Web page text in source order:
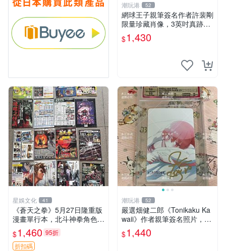
潮玩港 52
網球王子親筆簽名作者許裴剛
限量珍藏肖像，3英吋真跡收
藏品 面簽照片 作者原圖 網球
王子 許裴剛 真跡肖像
$1,430
星娛文化 41
《蒼天之拳》5月27日隆重版
漫畫單行本，北斗神拳角色封
面插圖推薦收藏 北斗神拳 憑
面 神拳功夫
$1,460 95折
折扣碼
潮玩港 52
嚴選畑健二郎《Tonikaku Ka
waii》作者親筆簽名照片，附
原作尺寸3英寸真跡肖像 周邊
非印制限量版收藏品，適合漫
$1,440